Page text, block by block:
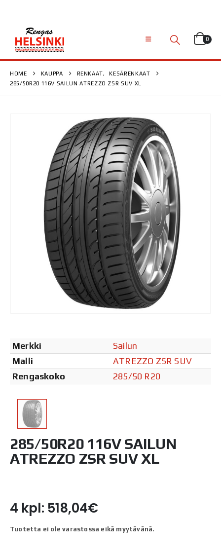
0
HOME KAUPPA RENKAAT,
KESÄRENKAAT
285/50R20 116V SAILUN ATREZZO ZSR SUV XL
Merkki
Sailun
Malli
ATREZZO ZSR SUV
Rengaskoko
285/50 R20
285/50R20 116V SAILUN
ATREZZO ZSR SUV XL
4 kpl: 518,04€
Tuotetta ei ole varastossa eikä myytävänä.